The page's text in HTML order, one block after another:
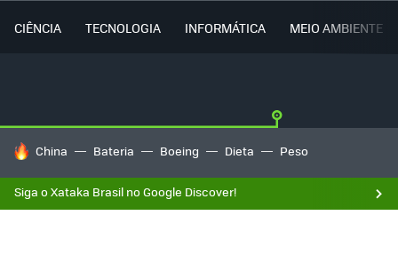
CIÊNCIA TECNOLOGIA INFORMÁTICA MEIO AMBIENTE
TENDÊNCIAS DO DIA
China Bateria Boeing Dieta Peso
Siga o Xataka Brasil no Google Discover!